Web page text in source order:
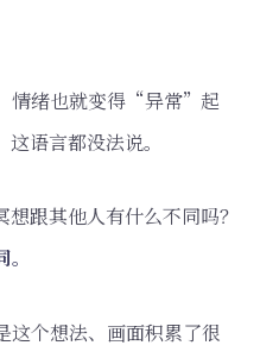
情绪也就变得“异常”起
语言都没法说。
跟其他人有什么不同吗？
这个想法、画面积累了很